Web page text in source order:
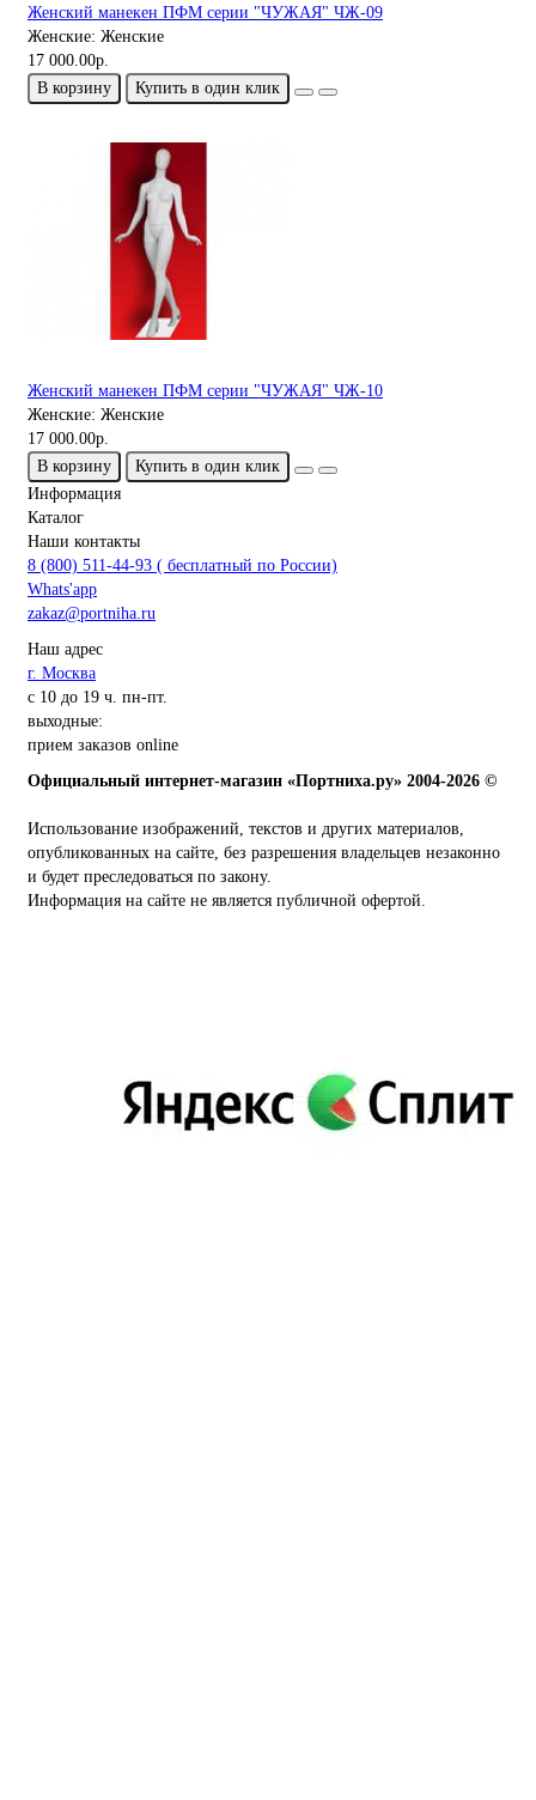
Женский манекен ПФМ серии "ЧУЖАЯ" ЧЖ-09
Женские: Женские
17 000.00р.
В корзину
Купить в один клик
Женский манекен ПФМ серии "ЧУЖАЯ" ЧЖ-10
Женские: Женские
17 000.00р.
В корзину
Купить в один клик
Информация
Каталог
Наши контакты
8 (800) 511-44-93 ( бесплатный по России)
Whats'app
zakaz@portniha.ru
Наш адрес
г. Москва
с 10 до 19 ч. пн-пт.
выходные:
прием заказов online
Официальный интернет-магазин «Портниха.ру» 2004-2026 ©
Использование изображений, текстов и других материалов,
опубликованных на сайте, без разрешения владельцев незаконно
и будет преследоваться по закону.
Информация на сайте не является публичной офертой.